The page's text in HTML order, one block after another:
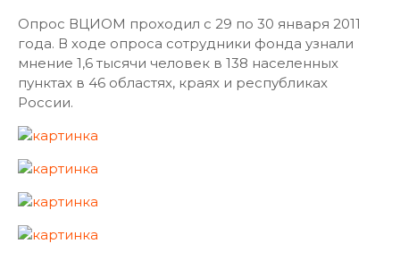
Опрос ВЦИОМ проходил с 29 по 30 января 2011
года. В ходе опроса сотрудники фонда узнали
мнение 1,6 тысячи человек в 138 населенных
пунктах в 46 областях, краях и республиках
России.